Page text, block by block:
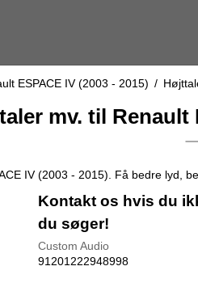
ESPACE IV (2003 - 2015) /
mv. til Renault
IV (2003 - 2015). Få bedre lyd,
Kontakt os hvis du
du søger!
Custom Audio
91201222948998